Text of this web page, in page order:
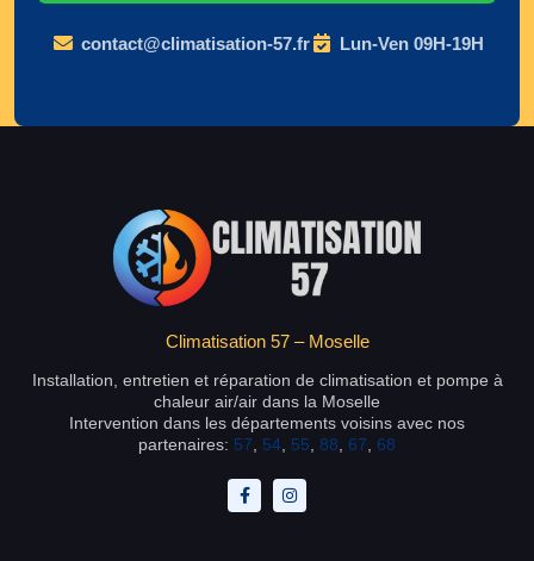
contact@climatisation-57.fr Lun-Ven 09H-19H
Climatisation 57 – Moselle
Installation, entretien et réparation de climatisation et pompe à
chaleur air/air dans la Moselle
Intervention dans les départements voisins avec nos
partenaires: 57, 54, 55, 88, 67, 68